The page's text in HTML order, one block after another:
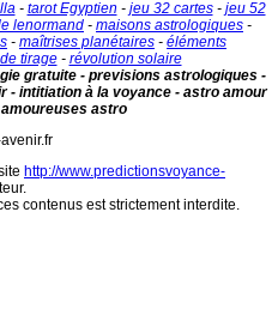
- tarot Egyptien - jeu 32 cartes- jeu 52
lenormand - maisons astrologiques -
- maîtrises planétaires - éléments
tirage- révolution solaire
gratuite - previsions astrologiques -
- intitiation à la voyance - astro amour
astro
http://www.predictionsvoyance-
contenus est strictement interdite.